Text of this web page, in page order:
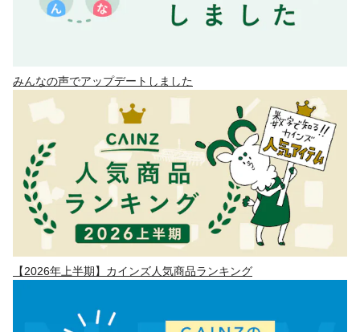
みんなの声でアップデートしました
【2026年上半期】カインズ人気商品ランキング